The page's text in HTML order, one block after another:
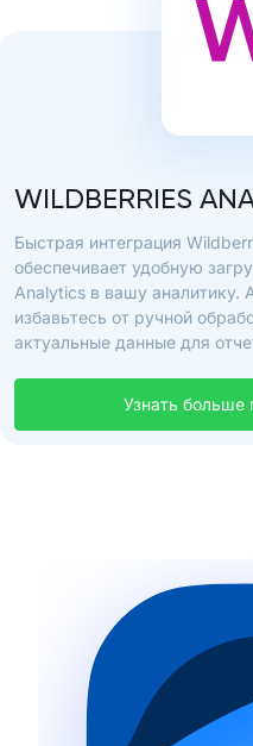
WILDBERRIES
Быстрая интеграция
обеспечивает удобную
Analytics в вашу аналитику.
избавьтесь от ручной
актуальные данные для
Узнать больше